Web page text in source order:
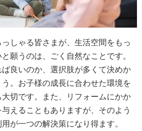
しゃる皆さまが、生活空間をもっ
願うのは、ごく自然なことです。
良いのか、選択肢が多くて決めか
。お子様の成長に合わせた環境を
切です。また、リフォームにかか
えることもありますが、そのよう
が一つの解決策になり得ます。